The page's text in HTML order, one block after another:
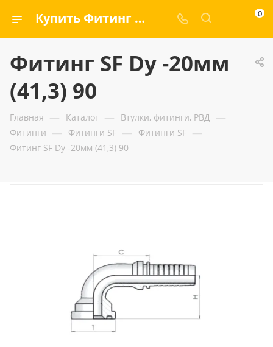
Купить Фитинг SF Dу -20мм (41,3) 90 — ООО «ГИДРАМАКС» 0
Фитинг SF Dу -20мм
(41,3) 90
Главная — Каталог — Втулки, фитинги, РВД —
Фитинги — Фитинги SF — Фитинги SF —
Фитинг SF Dу -20мм (41,3) 90